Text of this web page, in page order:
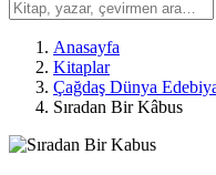
Sitede
ara
Anasayfa
Kitaplar
Çağdaş Dünya
Sıradan Bir Kâbus